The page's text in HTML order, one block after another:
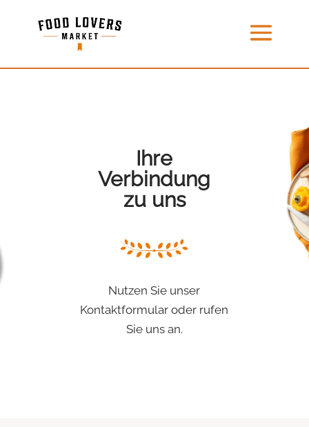
Ihre
Verbindung
zu uns
Nutzen Sie unser
Kontaktformular oder rufen
Sie uns an.